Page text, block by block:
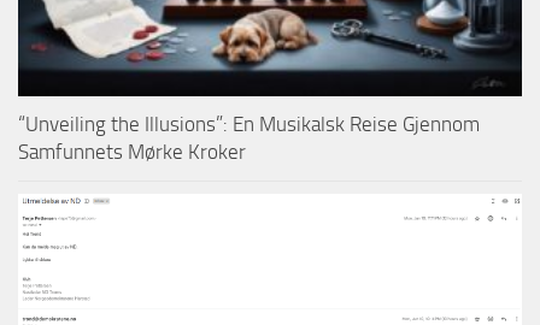
“Unveiling the Illusions”: En Musikalsk Reise Gjennom
Samfunnets Mørke Kroker